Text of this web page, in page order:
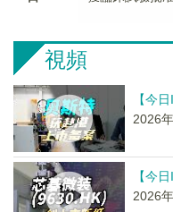
視頻
【今
2026
【今
2026